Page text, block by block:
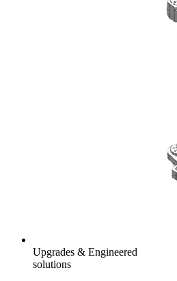
Upgrades & Engineered
solutions